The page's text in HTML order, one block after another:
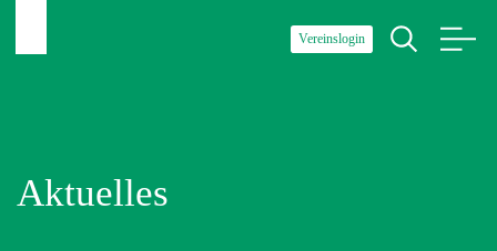
Vereinslogin
Aktuelles